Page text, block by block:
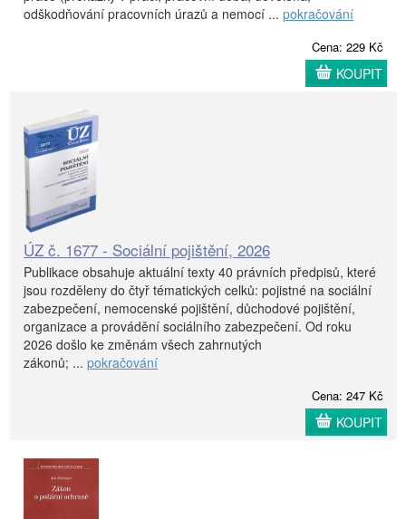
odškodňování pracovních úrazů a nemocí ... pokračování
Cena: 229 Kč
KOUPIT
ÚZ č. 1677 - Sociální pojištění, 2026
Publikace obsahuje aktuální texty 40 právních předpisů, které
jsou rozděleny do čtyř tématických celků: pojistné na sociální
zabezpečení, nemocenské pojištění, důchodové pojištění,
organizace a provádění sociálního zabezpečení. Od roku
2026 došlo ke změnám všech zahrnutých
zákonů; ... pokračování
Cena: 247 Kč
KOUPIT